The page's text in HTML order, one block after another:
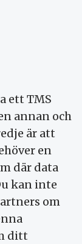
ett TMS
annan och
är att
en
där data
kan inte
om
ditt